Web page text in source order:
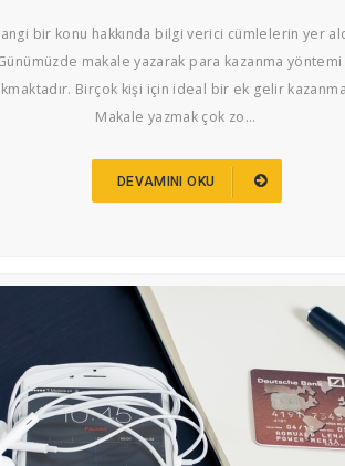
bir konu hakkında bilgi verici cümlelerin yer
makale yazarak para kazanma
Birçok kişi için ideal bir ek gelir
Makale yazmak çok zo...
DEVAMINI OKU